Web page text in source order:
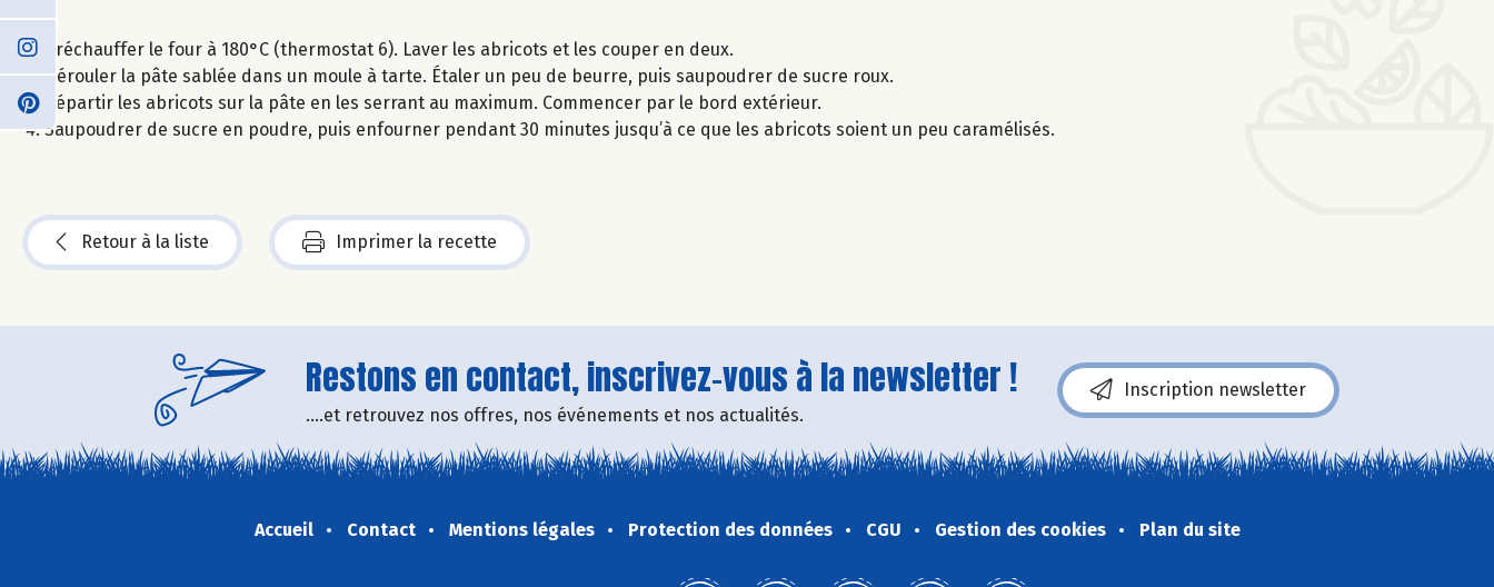
Préchauffer le four à 180°C (thermostat 6). Laver les abricots et les couper en deux.
Dérouler la pâte sablée dans un moule à tarte. Étaler un peu de beurre, puis saupoudrer de sucre roux.
Répartir les abricots sur la pâte en les serrant au maximum. Commencer par le bord extérieur.
Saupoudrer de sucre en poudre, puis enfourner pendant 30 minutes jusqu’à ce que les abricots soient un peu caramélisés.
Retour à la liste Imprimer la recette
Restons en contact, inscrivez-vous à la newsletter !
....et retrouvez nos offres, nos événements et nos actualités.
Inscription newsletter
Accueil Contact Mentions légales Protection des données CGU Gestion des cookies Plan du site